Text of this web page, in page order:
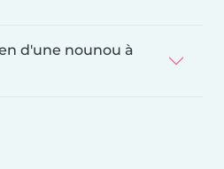
d'une nounou à